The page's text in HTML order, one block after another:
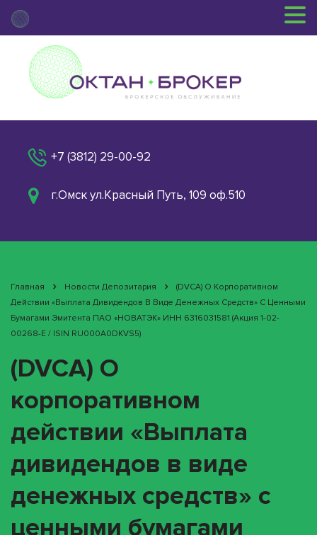
+7 (3812) 29-00-92
г.Омск ул.Красный Путь, 109 оф.510
Главная Новости Депозитария
(DVCA) О Корпоративном
Действии «Выплата Дивидендов В Виде Денежных Средств» С Ценными
Бумагами Эмитента ПАО «НОВАТЭК» ИНН 6316031581 (акция 1-02-
00268-E / ISIN RU000A0DKVS5)
(DVCA) О
корпоративном
действии «Выплата
дивидендов в виде
денежных средств» с
ценными бумагами